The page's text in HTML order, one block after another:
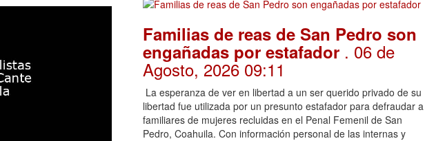
Familias de reas de San Pedro son
engañadas por estafador . 06 de
Agosto, 2026 09:11
La esperanza de ver en libertad a un ser querido privado de su
libertad fue utilizada por un presunto estafador para defraudar a
familiares de mujeres recluidas en el Penal Femenil de San
Pedro, Coahuila. Con información personal de las internas y